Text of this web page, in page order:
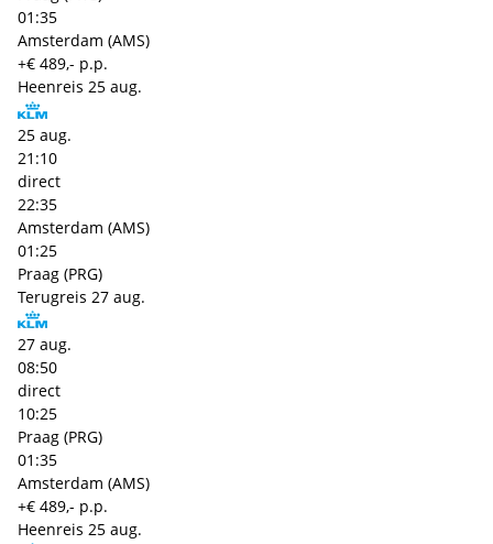
01:35
Amsterdam (AMS)
+€ 489,- p.p.
Heenreis 25 aug.
25 aug.
21:10
direct
22:35
Amsterdam (AMS)
01:25
Praag (PRG)
Terugreis 27 aug.
27 aug.
08:50
direct
10:25
Praag (PRG)
01:35
Amsterdam (AMS)
+€ 489,- p.p.
Heenreis 25 aug.